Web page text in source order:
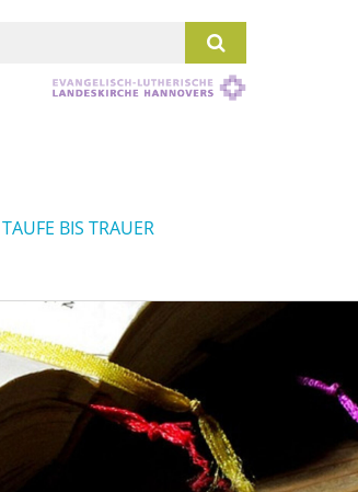
TAUFE BIS TRAUER